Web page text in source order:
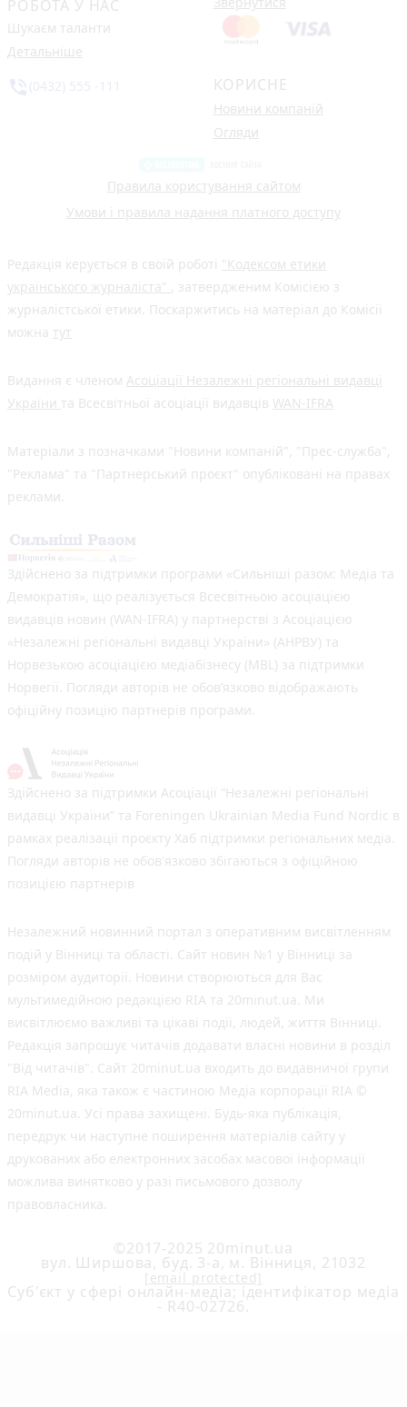
РОБОТА У НАС
Шукаєм таланти
Детальніше
КОРИСНЕ
Новини компаній
Огляди
Правила користування сайтом
Умови і правила надання платного доступу
Редакція керується в своїй роботі "Кодексом етики
українського журналіста"
, затвердженим Комісією з
журналістської етики. Поскаржитись на матеріал до Комісії
можна тут
Видання є членом Асоціації Незалежні регіональні видавці
України та Всесвітньої асоціації видавців WAN-IFRA
Матеріали з позначками "Новини компаній", "Прес-служба",
"Реклама" та "Партнерський проєкт" опубліковані на правах
реклами.
Здійснено за підтримки програми «Сильніші разом: Медіа та
Демократія», що реалізується Всесвітньою асоціацією
видавців новин (WAN-IFRA) у партнерстві з Асоціацією
«Незалежні регіональні видавці України» (АНРВУ) та
Норвезькою асоціацією медіабізнесу (MBL) за підтримки
Норвегії. Погляди авторів не обов’язково відображають
офіційну позицію партнерів програми.
Здійснено за підтримки Асоціації “Незалежні регіональні
видавці України” та Foreningen Ukrainian Media Fund Nordic в
рамках реалізації проєкту Хаб підтримки регіональних медіа.
Погляди авторів не обов'язково збігаються з офіційною
позицією партнерів
Незалежний новинний портал з оперативним висвітленням
подій у Вінниці та області. Сайт новин №1 у Вінниці за
розміром аудиторії. Новини створюються для Вас
мультимедійною редакцією RIA та 20minut.ua. Ми
висвітлюємо важливі та цікаві події, людей, життя Вінниці.
Редакція запрошує читачів додавати власні новини в розділ
"Від читачів". Сайт 20minut.ua входить до видавничої групи
RIA Media, яка також є частиною Медіа корпорації RIA ©
20minut.ua. Усі права захищені. Будь-яка публiкацiя,
передрук чи наступне поширення матеріалів сайту у
друкованих або електронних засобах масової інформації
можлива винятково у разі письмового дозволу
правовласника.
©2017-2025 20minut.ua
вул. Ширшова, буд. 3-а, м. Вінниця, 21032
[email protected]
Cуб'єкт у сфері онлайн-медіа; ідентифікатор медіа
- R40-02726.